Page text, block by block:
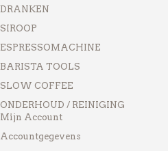
DRANKEN
SIROOP
ESPRESSOMACHINE
BARISTA TOOLS
SLOW COFFEE
ONDERHOUD / REINIGING
Mijn Account
Accountgegevens